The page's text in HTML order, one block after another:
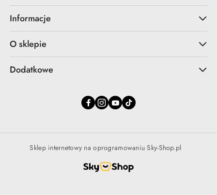
Informacje
O sklepie
Dodatkowe
Sklep internetowy na oprogramowaniu Sky-Shop.pl